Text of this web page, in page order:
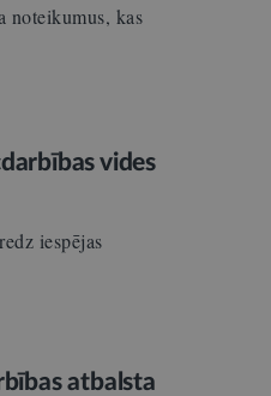
noteikumus, kas
vides
iespējas
atbalsta